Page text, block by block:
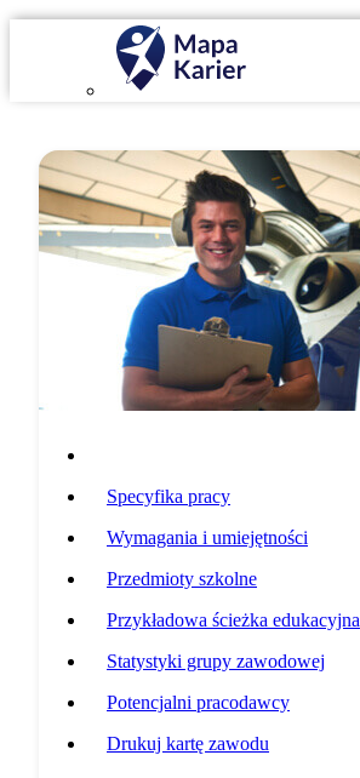
Specyfika pracy
Wymagania i umiejętności
Przedmioty szkolne
Przykładowa ścieżka edukacyjna
Statystyki grupy zawodowej
Potencjalni pracodawcy
Drukuj kartę zawodu